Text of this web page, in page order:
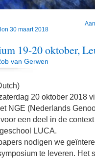
30 maart 2018
19-20 oktober,
van Gerwen
20 oktober 2018
NGE (Nederlands
een deel in de
LUCA.
nodigen we
te leveren. Het